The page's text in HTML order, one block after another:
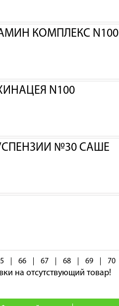
КОМПЛЕКС N100
N100
№30 САШЕ
66 67 68 69 70
на отсутствующий товар!